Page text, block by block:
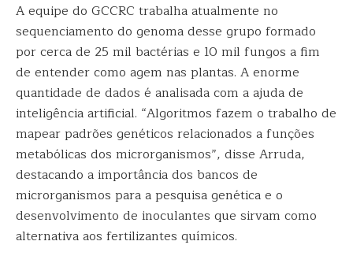
A equipe do GCCRC trabalha atualmente no
sequenciamento do genoma desse grupo formado
por cerca de 25 mil bactérias e 10 mil fungos a fim
de entender como agem nas plantas. A enorme
quantidade de dados é analisada com a ajuda de
inteligência artificial. “Algoritmos fazem o trabalho de
mapear padrões genéticos relacionados a funções
metabólicas dos microrganismos”, disse Arruda,
destacando a importância dos bancos de
microrganismos para a pesquisa genética e o
desenvolvimento de inoculantes que sirvam como
alternativa aos fertilizantes químicos.